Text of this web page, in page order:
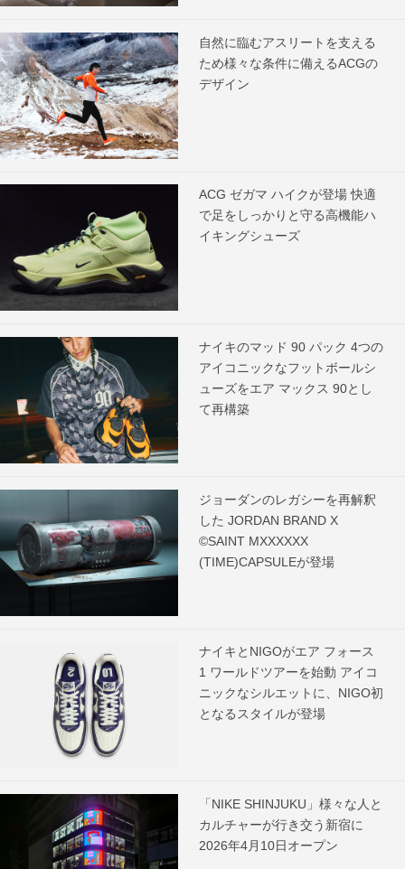
自然に臨むアスリートを支える
ため様々な条件に備えるACGの
デザイン
ACG ゼガマ ハイクが登場 快適
で足をしっかりと守る高機能ハ
イキングシューズ
ナイキのマッド 90 パック 4つの
アイコニックなフットボールシ
ューズをエア マックス 90とし
て再構築
ジョーダンのレガシーを再解釈
した JORDAN BRAND X
©SAINT MXXXXXX
(TIME)CAPSULEが登場
ナイキとNIGOがエア フォース
1 ワールドツアーを始動 アイコ
ニックなシルエットに、NIGO初
となるスタイルが登場
「NIKE SHINJUKU」様々な人と
カルチャーが行き交う新宿に
2026年4月10日オープン